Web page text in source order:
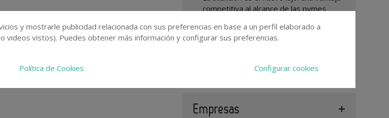
competitiva al alcance de las pymes
El Grupo BEI y Santander movilizarán
1.430 millones para impulsar la
financiación de pymes y midcaps
Empresas
y mostrarle publicidad relacionada con sus preferencias en base a un perfil elaborado a
vistos). Puedes obtener más información y configurar sus preferencias.
Política de Cookies Configurar cookies